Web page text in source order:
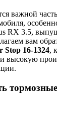
важной
RX 3.5,
вам
Stop 16-1324,
высокую